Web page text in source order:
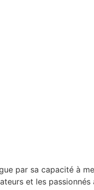
par sa capacité à
et les